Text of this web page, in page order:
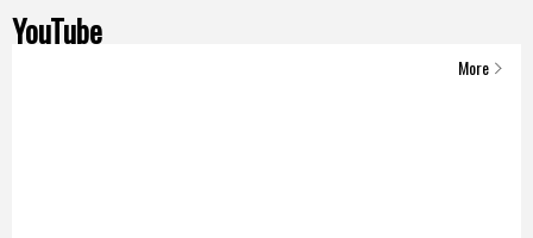
YouTube
More